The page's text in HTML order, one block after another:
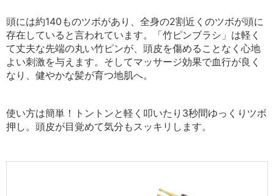
頭には約140ものツボがあり、全身の2割近くのツボが頭に
存在していると言われています。
「竹ピンブラシ」は軽く
て丈夫な先端の丸い竹ピンが、頭皮を傷めることなく心地
よい刺激を与えます。そしてマッサージ効果で血行が良く
なり、健やかな髪が育つ地肌へ。
使い方は簡単！トントンと軽く叩いたり3秒間ゆっくりツボ
押し。頭皮が目覚めて気分もスッキリします。